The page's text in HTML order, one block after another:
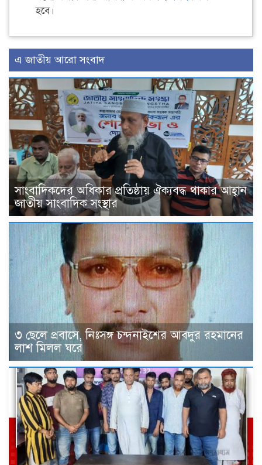
হবে।
এ জাতীয় আরো সংবাদ
সাংবাদিকদের অধিকার প্রতিষ্ঠায় ঐক্যবদ্ধ থাকার আহ্বান
জাতীয় সাংবাদিক সংস্থার
৩ ছেলে প্রবাসে, নিঃসঙ্গ চন্দনাইশের আবদুর রহমানের
লাশ মিলল ঘরে